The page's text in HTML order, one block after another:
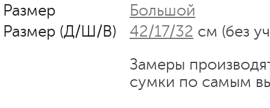
Размер
Большой
Размер (Д/Ш/В)
42/17/32 см (без
Замеры
сумки по самым